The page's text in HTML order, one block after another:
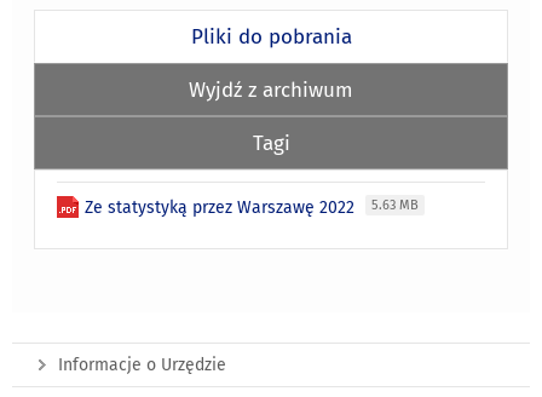
Pliki do pobrania
Wyjdź z archiwum
Tagi
Ze statystyką przez Warszawę 2022 5.63 MB
Informacje o Urzędzie